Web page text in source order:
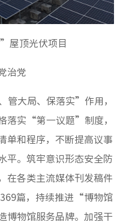
屋顶光伏项目
治党
管大局、保落实”作用，
落实“第一议题”制度，
单和程序，不断提高议事
平。筑牢意识形态安全防
在各类主流媒体刊发稿件
篇，持续推进“博物馆
博物馆服务品牌。加强干